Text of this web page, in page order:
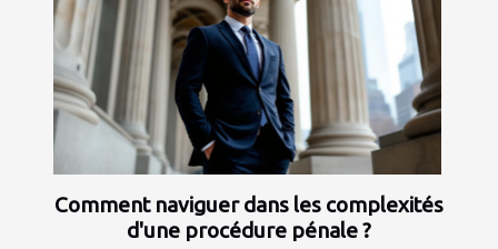
Comment naviguer dans les complexités
d'une procédure pénale ?